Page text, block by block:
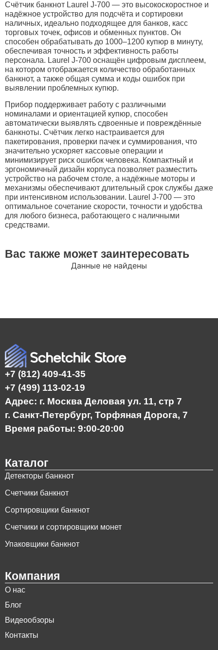
Счётчик банкнот Laurel J‑700 — это высокоскоростное и
надёжное устройство для подсчёта и сортировки
наличных, идеально подходящее для банков, касс
торговых точек, офисов и обменных пунктов. Он
способен обрабатывать до 1000–1200 купюр в минуту,
обеспечивая точность и эффективность работы
персонала. Laurel J‑700 оснащён цифровым дисплеем,
на котором отображается количество обработанных
банкнот, а также общая сумма и коды ошибок при
выявлении проблемных купюр.
Прибор поддерживает работу с различными
номиналами и ориентацией купюр, способен
автоматически выявлять сдвоенные и повреждённые
банкноты. Счётчик легко настраивается для
пакетирования, проверки пачек и суммирования, что
значительно ускоряет кассовые операции и
минимизирует риск ошибок человека. Компактный и
эргономичный дизайн корпуса позволяет разместить
устройство на рабочем столе, а надёжные моторы и
механизмы обеспечивают длительный срок службы даже
при интенсивном использовании. Laurel J‑700 — это
оптимальное сочетание скорости, точности и удобства
для любого бизнеса, работающего с наличными
средствами.
Вас также может заинтересовать
Данные не найдены
+7 (812) 409-41-35
+7 (499) 113-02-19
Адрес: г. Москва Деловая ул. 11, стр 7
г. Санкт-Петербург, Торфяная Дорога, 7
Время работы: 9:00-20:00
Каталог
Детекторы банкнот
Счетчики банкнот
Сортировщики банкнот
Счетчики и сортировщики монет
Упаковщики банкнот
Компания
О нас
Блог
Видеообзоры
Контакты